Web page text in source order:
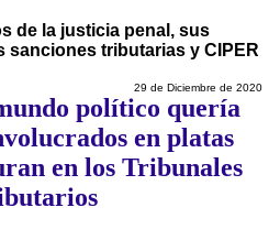
de la justicia penal, sus
sanciones tributarias y CIPER
29 de Diciembre de 2020
político quería
en platas
en los Tribunales